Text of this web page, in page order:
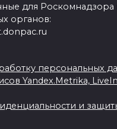
для Роскомнадзора
органов:
персональных
Yandex.Metrika,
и